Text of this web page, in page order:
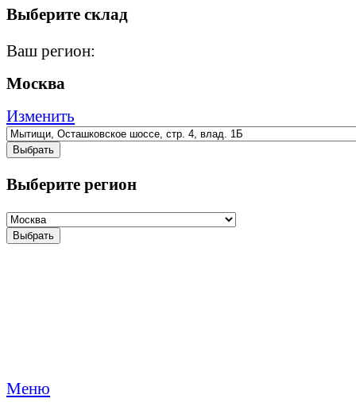
Выберите склад
Ваш регион:
Москва
Изменить
Выбрать
Выберите регион
Выбрать
Меню